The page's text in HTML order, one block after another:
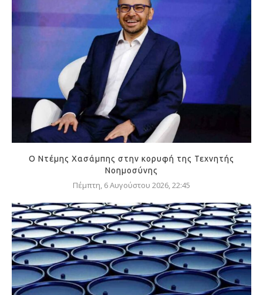
Ο Ντέμης Χασάμπης στην κορυφή της Τεχνητής
Νοημοσύνης
Πέμπτη, 6 Αυγούστου 2026, 22:45